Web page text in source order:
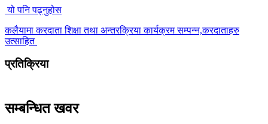
यो पनि पढ्नुहोस
कलैयामा करदाता शिक्षा तथा अन्तरक्रिया कार्यक्रम सम्पन्न,करदाताहरु
उत्साहित
प्रतिक्रिया
सम्बन्धित खवर